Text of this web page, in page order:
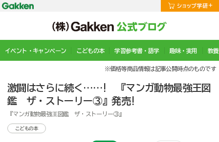
イベント・キャンペーン こどもの本 学習参考書・語学 趣味・実用 教
※価格等商品情報は記事公開時点のものです
激闘はさらに続く……! 『マンガ動物最強王図
鑑 ザ・ストーリー③』発売!
『マンガ動物最強王図鑑 ザ・ストーリー③』
こどもの本